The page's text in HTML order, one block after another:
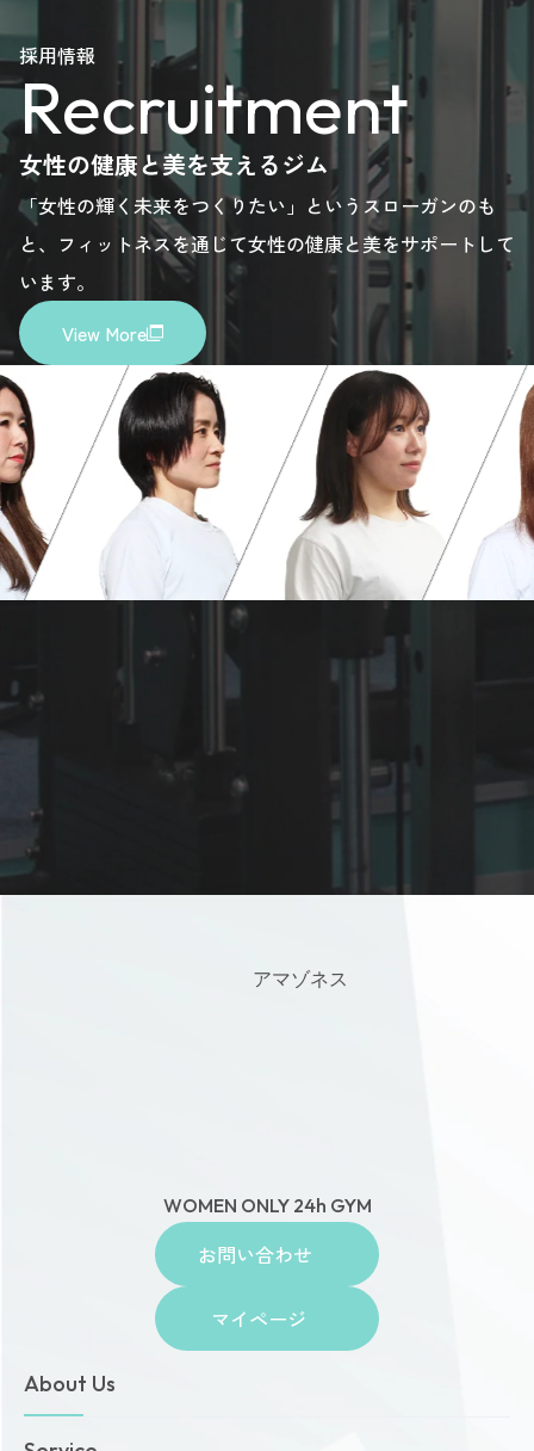
please
here.
please
here.
please
here.
please
here.
採用情報
Recruitment
女性の健康と美を支えるジム
「女性の輝く未来をつくりたい」というスローガンのも
と、フィットネスを通じて女性の健康と美をサポートして
います。
View More
アマゾネス
WOMEN ONLY 24h GYM
お問い合わせ
マイページ
About Us